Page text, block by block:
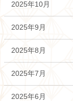
2025年10月
2025年9月
2025年8月
2025年7月
2025年6月